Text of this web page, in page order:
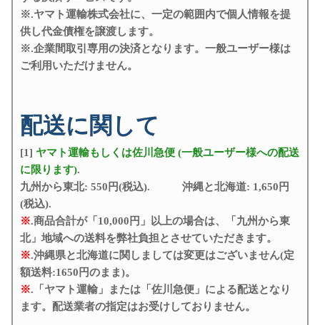
※.ヤマト運輸株式会社に、一定の範囲内で個人情報を提
供し代金債権を譲渡します。
※.企業間取引専用の決済となります。一般ユーザー様は
ご利用いただけません。
配送に関して
[1] ヤマト運輸もしくは佐川急便 (一般ユーザー様への配送
に限ります).
九州から東北: 550円(税込). 沖縄と北海道: 1,650円
(税込).
※.商品合計が「10,000円」以上の場合は、「九州から東
北」地域への送料を弊社負担とさせていただきます。
※.沖縄県と北海道に関しましては変更はございません(定
額送料:1650円のまま)。
※.「ヤマト運輸」または「佐川急便」による配送となり
ます。配送業者の指定はお受けしておりません。